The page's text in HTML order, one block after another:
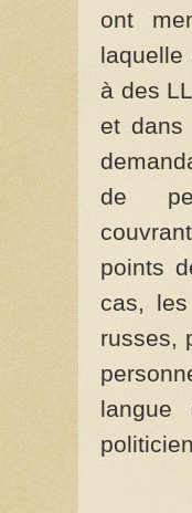
ont
à des
et dans
de
points
cas,
russes,